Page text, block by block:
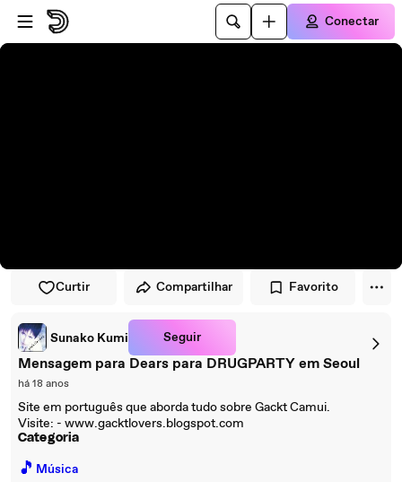
Pular para o player
Ir para o conteúdo principal
Conectar
Curtir Compartilhar Favorito
Sunako Kumi Seguir
Mensagem para Dears para DRUGPARTY em Seoul
há 18 anos
Site em português que aborda tudo sobre Gackt Camui.
Visite: - www.gacktlovers.blogspot.com
Categoria
🎵 Música